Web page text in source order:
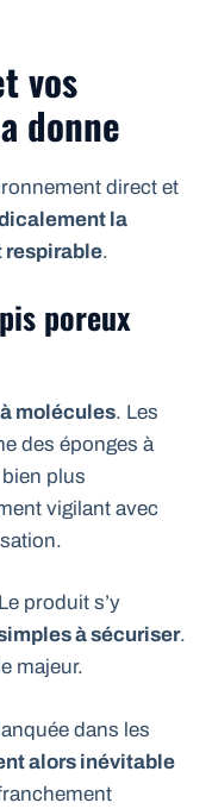
vos
donne
direct et
la
respirable.
poreux
molécules. Les
des éponges à
plus
vigilant avec
produit s’y
à sécuriser.
majeur.
dans les
alors inévitable